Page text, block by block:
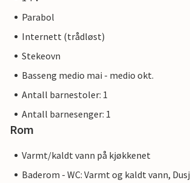
Parabol
Internett (trådløst)
Stekeovn
Basseng medio mai - medio okt.
Antall barnestoler: 1
Antall barnesenger: 1
Rom
Varmt/kaldt vann på kjøkkenet
Baderom - WC: Varmt og kaldt vann, Dusj